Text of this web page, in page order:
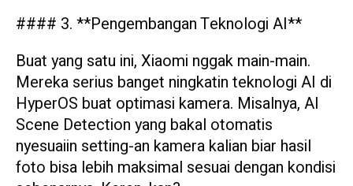
#### 3. **Pengembangan Teknologi AI**
Buat yang satu ini, Xiaomi nggak main-main.
Mereka serius banget ningkatin teknologi AI di
HyperOS buat optimasi kamera. Misalnya, AI
Scene Detection yang bakal otomatis
nyesuaiin setting-an kamera kalian biar hasil
foto bisa lebih maksimal sesuai dengan kondisi